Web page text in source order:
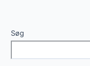
Søg